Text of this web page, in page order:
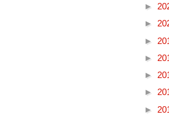
►
►
►
►
►
►
►